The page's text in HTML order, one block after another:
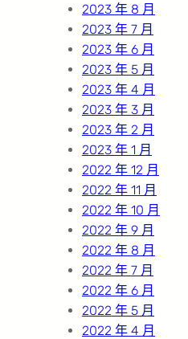
2023 年 8 月
2023 年 7 月
2023 年 6 月
2023 年 5 月
2023 年 4 月
2023 年 3 月
2023 年 2 月
2023 年 1 月
2022 年 12 月
2022 年 11 月
2022 年 10 月
2022 年 9 月
2022 年 8 月
2022 年 7 月
2022 年 6 月
2022 年 5 月
2022 年 4 月